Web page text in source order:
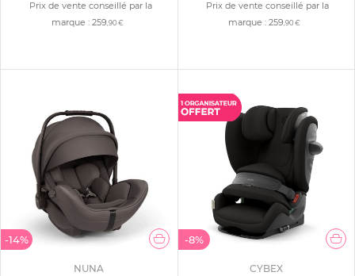
Prix de vente conseillé par la
marque : 259 ,90 €
Prix de vente conseillé par la
marque :259 ,90 €
-14%
NUNA
-8%
CYBEX